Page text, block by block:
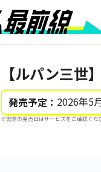
【ルパン三
発売予定： 2026年5
※実際の発売日はサービスをご確認くだ